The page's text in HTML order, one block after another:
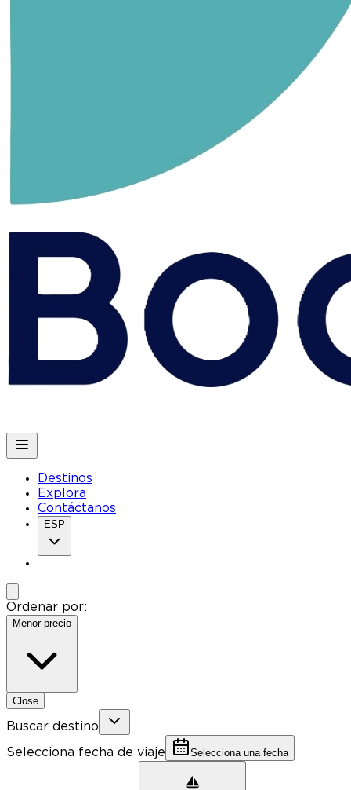
Destinos
Explora
Contáctanos
ESP
Ordenar por:
Menor precio
Close
Buscar destino
Selecciona fecha de viaje Selecciona una fecha